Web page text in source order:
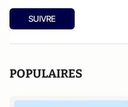
SUIVRE
POPULAIRES